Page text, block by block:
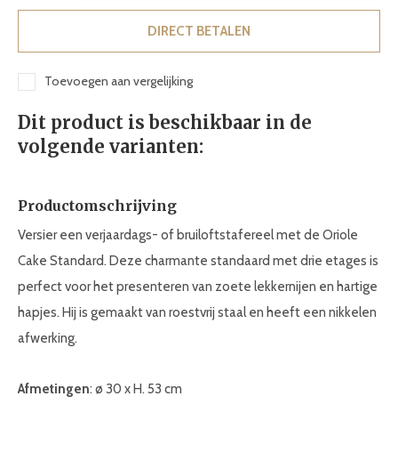
DIRECT BETALEN
Toevoegen aan vergelijking
Dit product is beschikbaar in de
volgende varianten:
Productomschrijving
Versier een verjaardags- of bruiloftstafereel met de Oriole
Cake Standard. Deze charmante standaard met drie etages is
perfect voor het presenteren van zoete lekkernijen en hartige
hapjes. Hij is gemaakt van roestvrij staal en heeft een nikkelen
afwerking.
Afmetingen: ø 30 x H. 53 cm